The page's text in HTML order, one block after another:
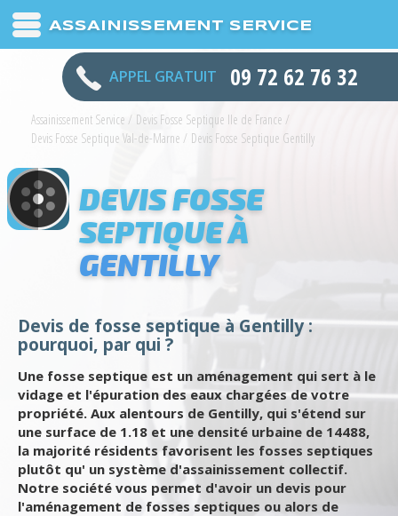
ASSAINISSEMENT SERVICE
APPEL GRATUIT 09 72 62 76 32
Assainissement Service / Devis Fosse Septique Ile de France /
Devis Fosse Septique Val-de-Marne / Devis Fosse Septique Gentilly
DEVIS FOSSE
SEPTIQUE À
GENTILLY
Devis de fosse septique à Gentilly :
pourquoi, par qui ?
Une fosse septique est un aménagement qui sert à le
vidage et l'épuration des eaux chargées de votre
propriété. Aux alentours de Gentilly, qui s'étend sur
une surface de 1.18 et une densité urbaine de 14488,
la majorité résidents favorisent les fosses septiques
plutôt qu' un système d'assainissement collectif.
Notre société vous permet d'avoir un devis pour
l'aménagement de fosses septiques ou alors de